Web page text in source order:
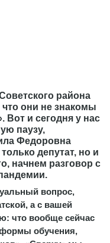
района
они не знакомы
Вот и сегодня у нас
паузу,
Федоровна
депутат, но и
начнем разговор с
вопрос,
а с вашей
что вообще сейчас
обучения,